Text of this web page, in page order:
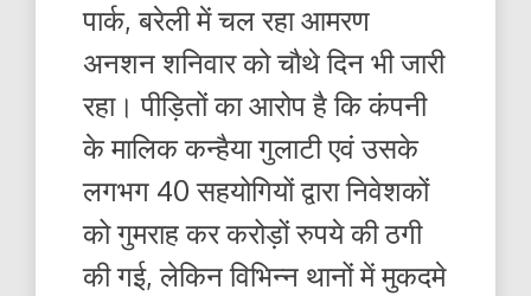
पार्क, बरेली में चल रहा आमरण
अनशन शनिवार को चौथे दिन भी जारी
रहा। पीड़ितों का आरोप है कि कंपनी
के मालिक कन्हैया गुलाटी एवं उसके
लगभग 40 सहयोगियों द्वारा निवेशकों
को गुमराह कर करोड़ों रुपये की ठगी
की गई, लेकिन विभिन्न थानों में मुकदमे